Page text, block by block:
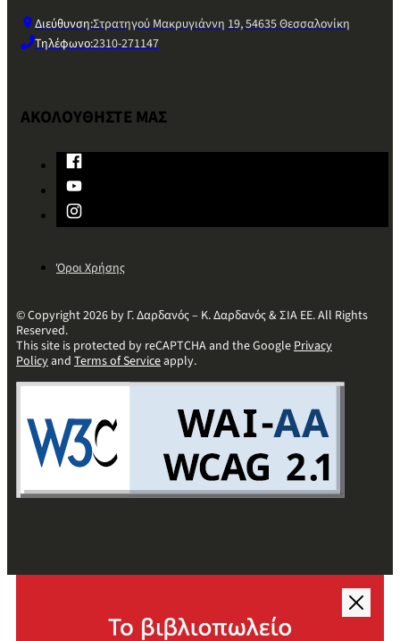
Διεύθυνση:Στρατηγού Μακρυγιάννη 19, 54635 Θεσσαλονίκη
Τηλέφωνο:2310-271147
ΑΚΟΛΟΥΘΗΣΤΕ ΜΑΣ
Όροι Χρήσης
© Copyright 2026 by Γ. Δαρδανός – Κ. Δαρδανός & ΣΙΑ ΕΕ. All Rights
Reserved.
This site is protected by reCAPTCHA and the GooglePrivacy
Policyand Terms of Serviceapply.